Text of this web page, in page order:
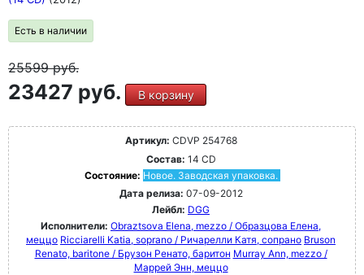
Есть в наличии
25599руб.
23427 руб. В корзину
Артикул: CDVP 254768
Состав: 14 CD
Состояние: Новое. Заводская упаковка.
Дата релиза: 07-09-2012
Лейбл: DGG
Исполнители: Obraztsova Elena, mezzo / Образцова Елена,
меццо Ricciarelli Katia, soprano / Ричарелли Катя, сопрано Bruson
Renato, baritone / Брузон Ренато, баритон Murray Ann, mezzo /
Маррей Энн, меццо